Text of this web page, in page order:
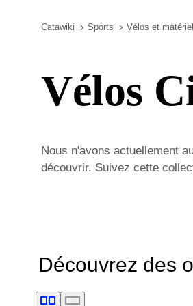
Catawiki Sports Vélos et
Vélos
Nous n'avons actuellement
découvrir. Suivez cette
Découvrez des